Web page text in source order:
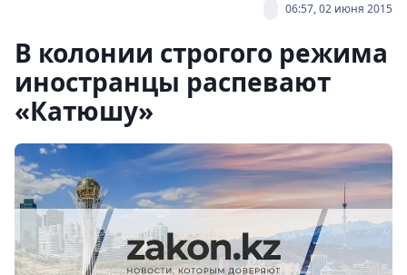
06:57, 02 июня 2015
В колонии строгого режима
иностранцы распевают
«Катюшу»